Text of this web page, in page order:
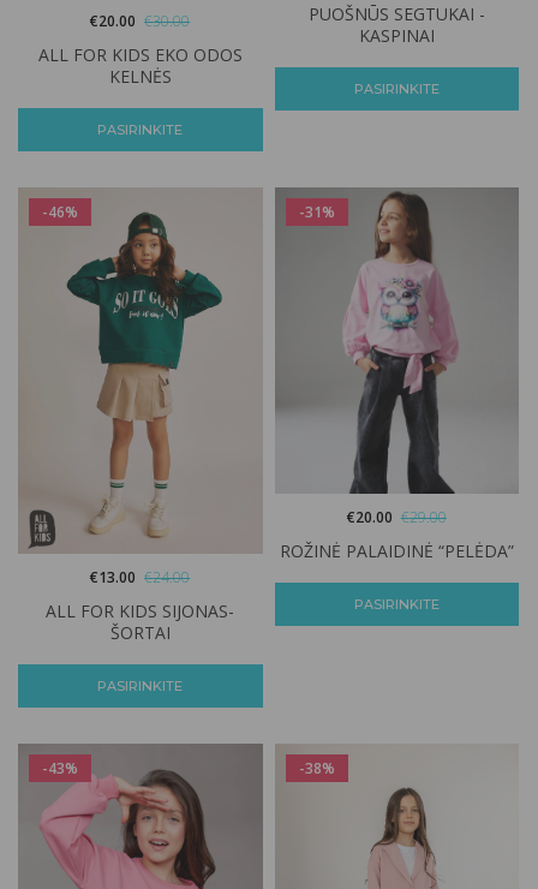
ALL FOR KIDS EKO ODOS
KELNĖS
€20.00 €30.00
PASIRINKITE
PUOŠNŪS SEGTUKAI -
KASPINAI
PASIRINKITE
-46%
ALL FOR KIDS SIJONAS-
ŠORTAI
€13.00 €24.00
PASIRINKITE
-31%
ROŽINĖ PALAIDINĖ “PELĖDA”
€20.00 €29.00
PASIRINKITE
-43% -38%